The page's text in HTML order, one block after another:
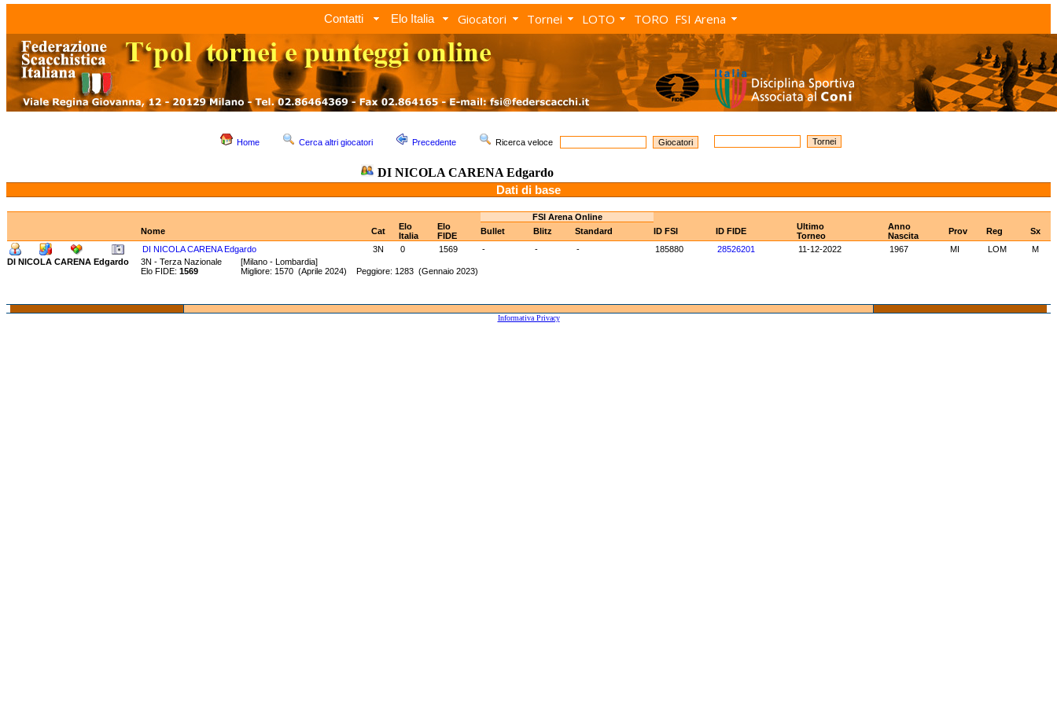
Contatti Elo Italia Giocatori Tornei LOTO TORO FSI Arena
Home Cerca altri giocatori Precedente Ricerca veloce
DI NICOLA CARENA Edgardo
Dati di base
FSI Arena Online
Nome
Cat
Elo
Italia
Elo
FIDE
Bullet Blitz Standard ID FSI ID FIDE
Ultimo
Torneo
Anno
Nascita
Prov Reg
Sx
DI NICOLA CARENA Edgardo
3N 0 1569 - - - 185880 28526201 11-12-2022 1967 MI LOM
M
DI NICOLA CARENA Edgardo
3N - Terza Nazionale [Milano - Lombardia]
Elo FIDE: 1569 Migliore: 1570 (Aprile 2024) Peggiore: 1283 (Gennaio 2023)
Informativa Privacy